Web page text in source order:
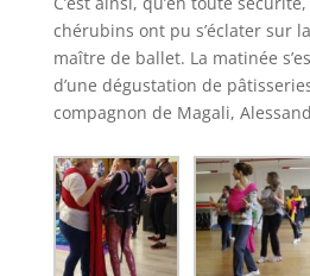
chérubins ont pu s’éclater sur
maître de ballet. La matinée
d’une dégustation de
compagnon de Magali,